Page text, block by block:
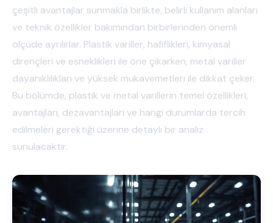
çeşitli avantajlar sunmakla birlikte, belirli kullanım alanları
ve teknik özellikler bakımından birbirlerinden önemli
ölçüde ayrılırlar. Plastik variller, hafiflikleri, kimyasal
dirençleri ve esneklikleri ile öne çıkarken, metal variller
dayanıklılıkları ve yüksek mukavemetleri ile dikkat çeker.
Bu bölümde, plastik ve metal varillerin temel özellikleri,
avantajları, dezavantajları ve hangi durumlarda tercih
edilmeleri gerektiği üzerine detaylı bir analiz
sunulacaktır.